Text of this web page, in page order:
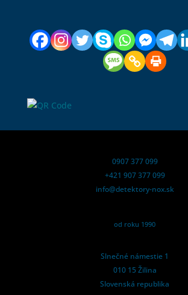
0907 377 099
+421 907 377 099
info@detektory-nox.sk
od roku 1990
Slnečné námestie 1
010 15 Žilina
Slovenská republika